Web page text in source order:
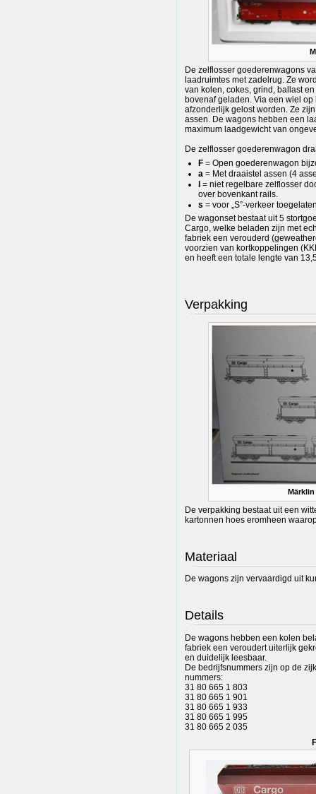
De zelflosser goederenwagons
laadruimtes met zadelrug. Ze
van kolen, cokes, grind, ballast
bovenaf geladen. Via een wiel
afzonderlijk gelost worden. Ze
assen. De wagons hebben een
maximum laadgewicht van
De zelflosser goederenwagon
F = Open goederenwagon
a = Met draaistel assen (4
= niet regelbare zelflosser
over bovenkant rails.
s = voor „S”-verkeer
De wagonset bestaat uit 5
Cargo, welke beladen zijn met
fabriek een verouderd
voorzien van kortkoppelingen
en heeft een totale lengte van
Verpakking
Märklin
De verpakking bestaat uit een
kartonnen hoes eromheen
Materiaal
De wagons zijn vervaardigd uit
Details
De wagons hebben een kolen
fabriek een veroudert uiterlijk
en duidelijk leesbaar.
De bedrijfsnummers zijn op de
nummers:
31 80 665 1 803
31 80 665 1 901
31 80 665 1 933
31 80 665 1 995
31 80 665 2 035